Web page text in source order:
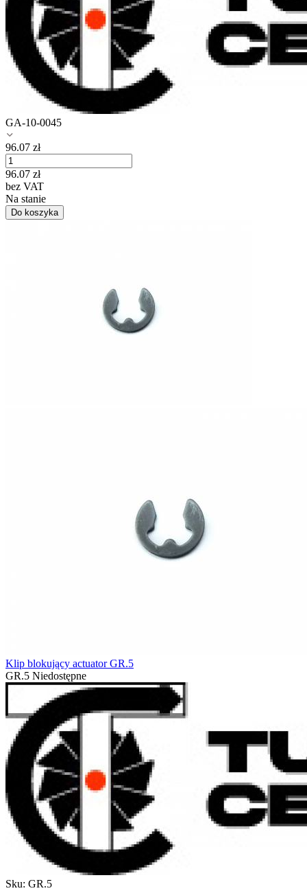
GA-10-0045
96.07 zł
96.07 zł
bez VAT
Na stanie
Do koszyka
Klip blokujący actuator GR.5
GR.5 Niedostępne
Sku: GR.5